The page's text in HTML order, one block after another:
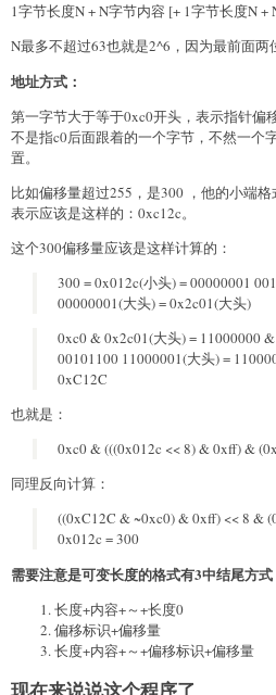
1字节长度N + N字节内容 [+ 1字节长度N +
N最多不超过63也就是2^6，因为最前面两
地址方式：
第一字节大于等于0xc0开头，表示指针偏
不是指c0后面跟着的一个字节，不然一个
置。
比如偏移量超过255，是300 ，他的小端
表示应该是这样的：0xc12c。
这个300偏移量应该是这样计算的：
300 = 0x012c(小头) = 00000001
00000001(大头) = 0x2c01(大头)
0xc0 & 0x2c01(大头) = 11000000
00101100 11000001(大头) =
0xC12C
也就是：
0xc0 & (((0x012c << 8) & 0xff) &
同理反向计算：
((0xC12C & ~0xc0) & 0xff) << 8 &
0x012c = 300
需要注意是可变长度的格式有3中结尾方式
长度+内容+～+长度0
偏移标识+偏移量
长度+内容+～+偏移标识+偏移量
现在来说说这个程序了